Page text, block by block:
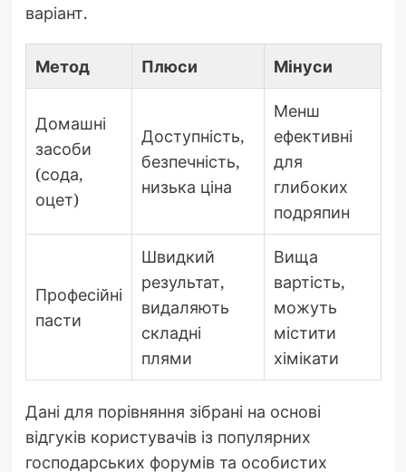
варіант.
Метод Плюси Мінуси
Домашні
засоби
(сода,
оцет)
Доступність,
безпечність,
низька ціна
Менш
ефективні
для
глибоких
подряпин
Професійні
пасти
Швидкий
результат,
видаляють
складні
плями
Вища
вартість,
можуть
містити
хімікати
Дані для порівняння зібрані на основі
відгуків користувачів із популярних
господарських форумів та особистих